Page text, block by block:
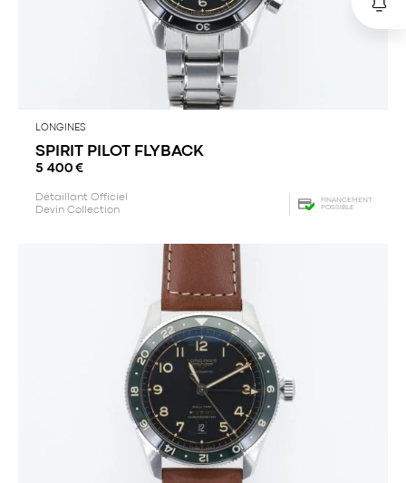
LONGINES
SPIRIT PILOT FLYBACK
5 400 €
Détaillant Officiel
Devin Collection
FINANCEMENT
POSSIBLE